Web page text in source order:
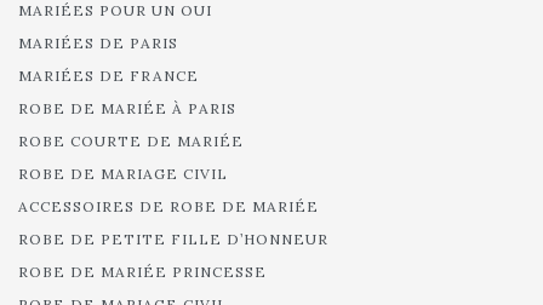
MARIÉES POUR UN OUI
MARIÉES DE PARIS
MARIÉES DE FRANCE
ROBE DE MARIÉE À PARIS
ROBE COURTE DE MARIÉE
ROBE DE MARIAGE CIVIL
ACCESSOIRES DE ROBE DE MARIÉE
ROBE DE PETITE FILLE D’HONNEUR
ROBE DE MARIÉE PRINCESSE